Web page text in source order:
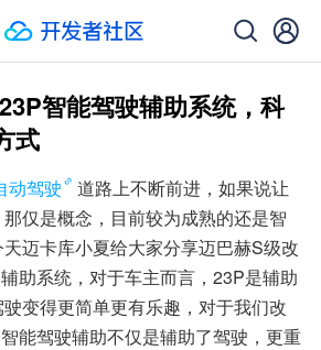
智能驾驶辅助系统，科
式
动驾驶
道路上不断前进，如果说让
仅是概念，目前较为成熟的还是智
迈卡库小夏给大家分享迈巴赫S级改
助系统，对于车主而言，23P是辅助
变得更简单更有乐趣，对于我们改
能驾驶辅助不仅是辅助了驾驶，更重